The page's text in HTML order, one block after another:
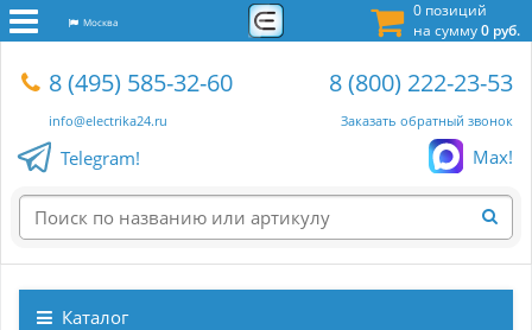
0 позиций
на сумму0 руб.
Москва
8 (495) 585-32-60
info@electrika24.ru
8 (800) 222-23-53
Заказать обратный звонок
Telegram! Max!
Каталог